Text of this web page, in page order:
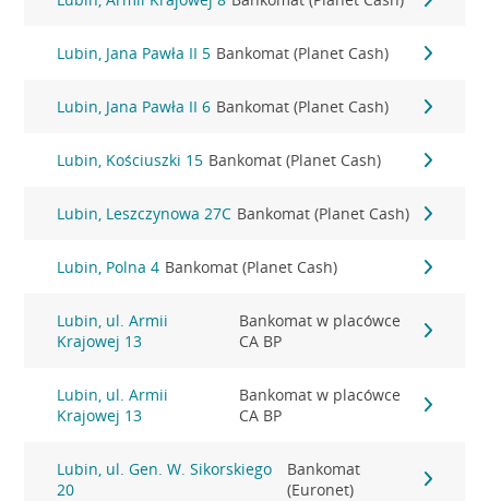
Lubin, Jana Pawła II 5 Bankomat (Planet Cash)
Lubin, Jana Pawła II 6 Bankomat (Planet Cash)
Lubin, Kościuszki 15 Bankomat (Planet Cash)
Lubin, Leszczynowa 27C Bankomat (Planet Cash)
Lubin, Polna 4 Bankomat (Planet Cash)
Lubin, ul. Armii
Krajowej 13
Bankomat w placówce
CA BP
Lubin, ul. Armii
Krajowej 13
Bankomat w placówce
CA BP
Lubin, ul. Gen. W. Sikorskiego
20
Bankomat
(Euronet)